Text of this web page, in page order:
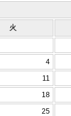
火
4
11
18
25